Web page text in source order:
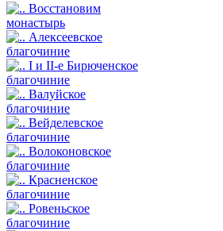
Восстановим
монастырь
Алексеевское
благочиние
I и II-е Бирюченское
благочиние
Валуйское
благочиние
Вейделевское
благочиние
Волоконовское
благочиние
Красненское
благочиние
Ровеньское
благочиние